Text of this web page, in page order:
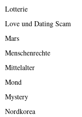
Lotterie
Love und Dating Scam
Mars
Menschenrechte
Mittelalter
Mond
Mystery
Nordkorea